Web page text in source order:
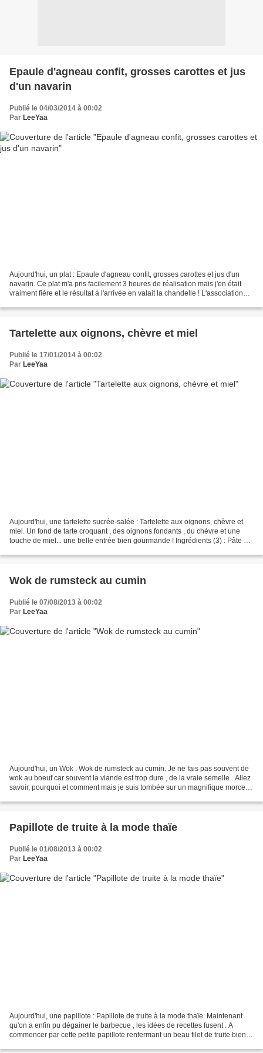
Epaule d'agneau confit, grosses carottes et jus
d'un navarin
Publié le 04/03/2014 à 00:02
Par LeeYaa
Aujourd'hui, un plat : Epaule d'agneau confit, grosses carottes et jus d'un
navarin. Ce plat m'a pris facilement 3 heures de réalisation mais j'en était
vraiment fière et le résultat à l'arrivée en valait la chandelle ! L'association
Tartelette aux oignons, chèvre et miel
Publié le 17/01/2014 à 00:02
Par LeeYaa
Aujourd'hui, une tartelette sucrée-salée : Tartelette aux oignons, chèvre et
miel. Un fond de tarte croquant , des oignons fondants , du chèvre et une
touche de miel... une belle entrée bien gourmande ! Ingrédients (3) : Pâte à
Wok de rumsteck au cumin
Publié le 07/08/2013 à 00:02
Par LeeYaa
Aujourd'hui, un Wok : Wok de rumsteck au cumin. Je ne fais pas souvent de
wok au boeuf car souvent la viande est trop dure , de la vraie semelle . Allez
savoir, pourquoi et comment mais je suis tombée sur un magnifique morceau
Papillote de truite à la mode thaïe
Publié le 01/08/2013 à 00:02
Par LeeYaa
Aujourd'hui, une papillote : Papillote de truite à la mode thaïe. Maintenant
qu'on a enfin pu dégainer le barbecue , les idées de recettes fusent . A
commencer par cette petite papillote renfermant un beau filet de truite bien